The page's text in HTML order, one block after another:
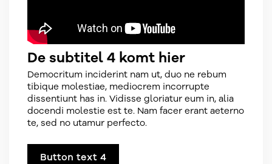
De subtitel 4 komt hier
Democritum inciderint nam ut, duo ne rebum
tibique molestiae, mediocrem incorrupte
dissentiunt has in. Vidisse gloriatur eum in, alia
docendi molestie est te. Nam facer erant aeterno
te, sed no utamur perfecto.
Button text 4